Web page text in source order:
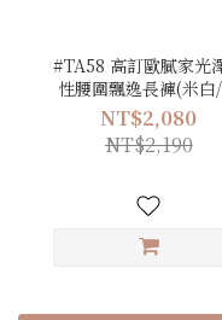
#TA58 高訂歐膩家光
性腰圍飄逸長褲(米白
其/綠/黑)
NT$2,080
NT$2,190